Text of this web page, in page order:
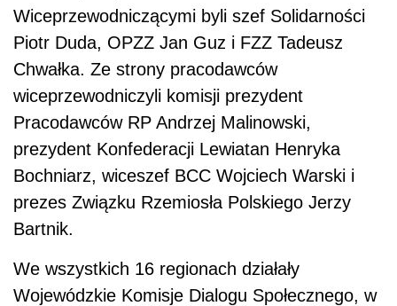
Wiceprzewodniczącymi byli szef Solidarności
Piotr Duda, OPZZ Jan Guz i FZZ Tadeusz
Chwałka. Ze strony pracodawców
wiceprzewodniczyli komisji prezydent
Pracodawców RP Andrzej Malinowski,
prezydent Konfederacji Lewiatan Henryka
Bochniarz, wiceszef BCC Wojciech Warski i
prezes Związku Rzemiosła Polskiego Jerzy
Bartnik.
We wszystkich 16 regionach działały
Wojewódzkie Komisje Dialogu Społecznego, w